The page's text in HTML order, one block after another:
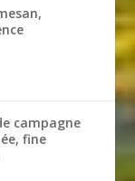
campagne
fine